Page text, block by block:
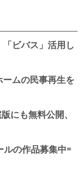
ビバス」活用し
ムの民事再生を
にも無料公開、
の作品募集中=